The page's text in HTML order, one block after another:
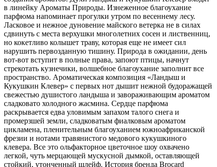
в линейку Ароматы Природы. Изнеженное благоухание
парфюма напоминает прогулки утром по весеннему лесу.
Ласковое и нежное дуновение майского ветерка не в силах
сдвинуть с места верхушки многолетних сосен и лиственниц,
но кокетливо колышет траву, которая еще не имеет сил
нарушить первозданную тишину. Природа в ожидании, день
вот-вот вступит в полные права, запоют птицы, начнут
стрекотать кузнечики, волшебное благоухание заполнит все
пространство. Ароматическая композиция «Ландыш и
Кукушкин Клевер» с первых нот дышит нежной будоражащей
свежестью душистого ландыша и завораживающим ароматом
сладковато холодного жасмина. Сердце парфюма
раскрывается едва уловимым запахом талого снега и
промерзшей земли, сладковатым фиалковым ароматом
цикламена, пленительным благоуханием южноафриканской
фрезии и нотами травянистого медового кукушкиного
клевера. Все это ольфакторное цветочное шоу охвачено
легкой, чуть мерцающей мускусной дымкой, оставляющей
стойкий, утонченный шлейф. История бренда Brocard